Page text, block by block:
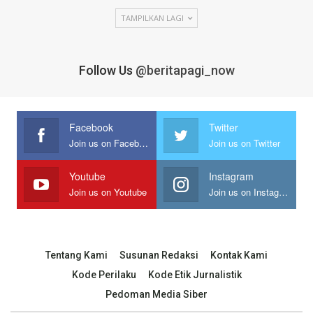
TAMPILKAN LAGI
Follow Us @beritapagi_now
Facebook
Join us on Facebook
Twitter
Join us on Twitter
Youtube
Join us on Youtube
Instagram
Join us on Instagram
Tentang Kami Susunan Redaksi
Kontak Kami
Kode Perilaku
Kode Etik Jurnalistik
Pedoman Media Siber